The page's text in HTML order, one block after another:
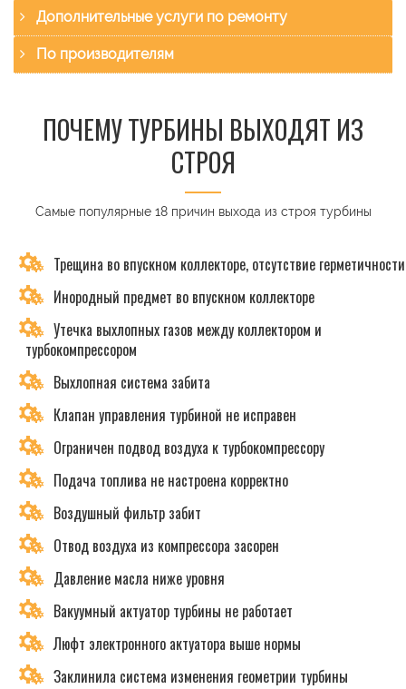
Дополнительные услуги по ремонту
По производителям
ПОЧЕМУ ТУРБИНЫ ВЫХОДЯТ ИЗ
СТРОЯ
Самые популярные 18 причин выхода из строя турбины
Трещина во впускном коллекторе, отсутствие герметичности
Инородный предмет во впускном коллекторе
Утечка выхлопных газов между коллектором и
турбокомпрессором
Выхлопная система забита
Клапан управления турбиной не исправен
Ограничен подвод воздуха к турбокомпрессору
Подача топлива не настроена корректно
Воздушный фильтр забит
Отвод воздуха из компрессора засорен
Давление масла ниже уровня
Вакуумный актуатор турбины не работает
Люфт электронного актуатора выше нормы
Заклинила система изменения геометрии турбины